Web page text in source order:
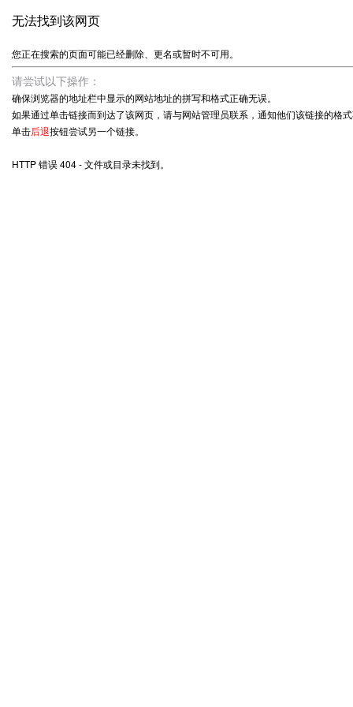
无法找到该网页
您正在搜索的页面可能已经删除、更名或暂时不可用。
请尝试以下操作：
确保浏览器的地址栏中显示的网站地址的拼写和格式正确无误。
如果通过单击链接而到达了该网页，请与网站管理员联系，通知他们该链接的格
单击后退按钮尝试另一个链接。
HTTP 错误 404 - 文件或目录未找到。